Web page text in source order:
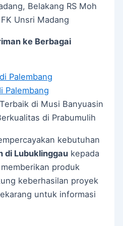
Belakang RS Moh
Unsri Madang
ke Berbagai
Palembang
Palembang
di Musi Banyuasin
di Prabumulih
kebutuhan
di Lubuklinggau kepada
produk
keberhasilan proyek
untuk informasi